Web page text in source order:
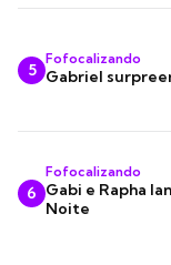
5
Fofocalizando
Gabriel
6
Fofocalizando
Gabi e Rapha
Noite